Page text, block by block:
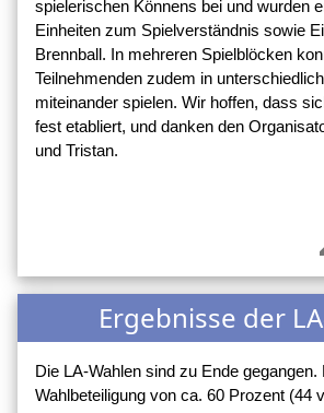
spielerischen Könnens bei und wurden
Einheiten zum Spielverständnis sowie
Brennball. In mehreren Spielblöcken
Teilnehmenden zudem in
miteinander spielen. Wir hoffen, dass
fest etabliert, und danken den
und Tristan.
Ergebnisse der
Die LA-Wahlen sind zu Ende gegangen.
Wahlbeteiligung von ca. 60 Prozent (44